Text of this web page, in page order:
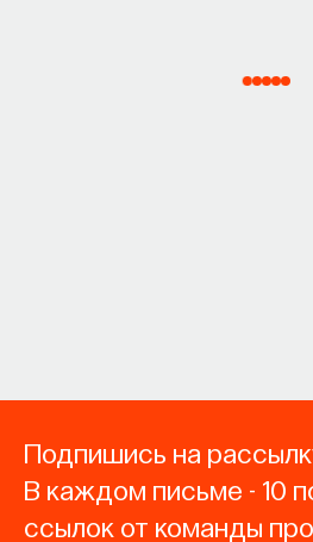
Подпишись на
В каждом письме - 10
ссылок от команды